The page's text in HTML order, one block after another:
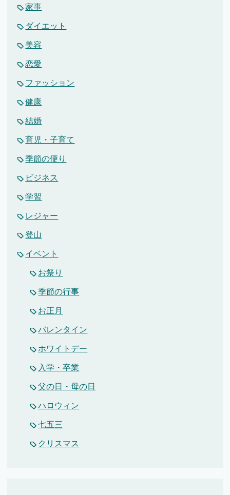
家事
ダイエット
美容
恋愛
ファッション
健康
結婚
育児・子育て
季節の便り
ビジネス
学習
レジャー
登山
イベント
お祭り
季節の行事
お正月
バレンタイン
ホワイトデー
入学・卒業
父の日・母の日
ハロウィン
七五三
クリスマス